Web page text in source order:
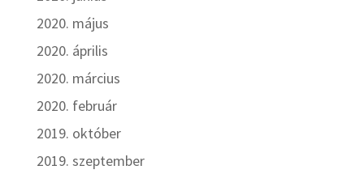
2020. május
2020. április
2020. március
2020. február
2019. október
2019. szeptember